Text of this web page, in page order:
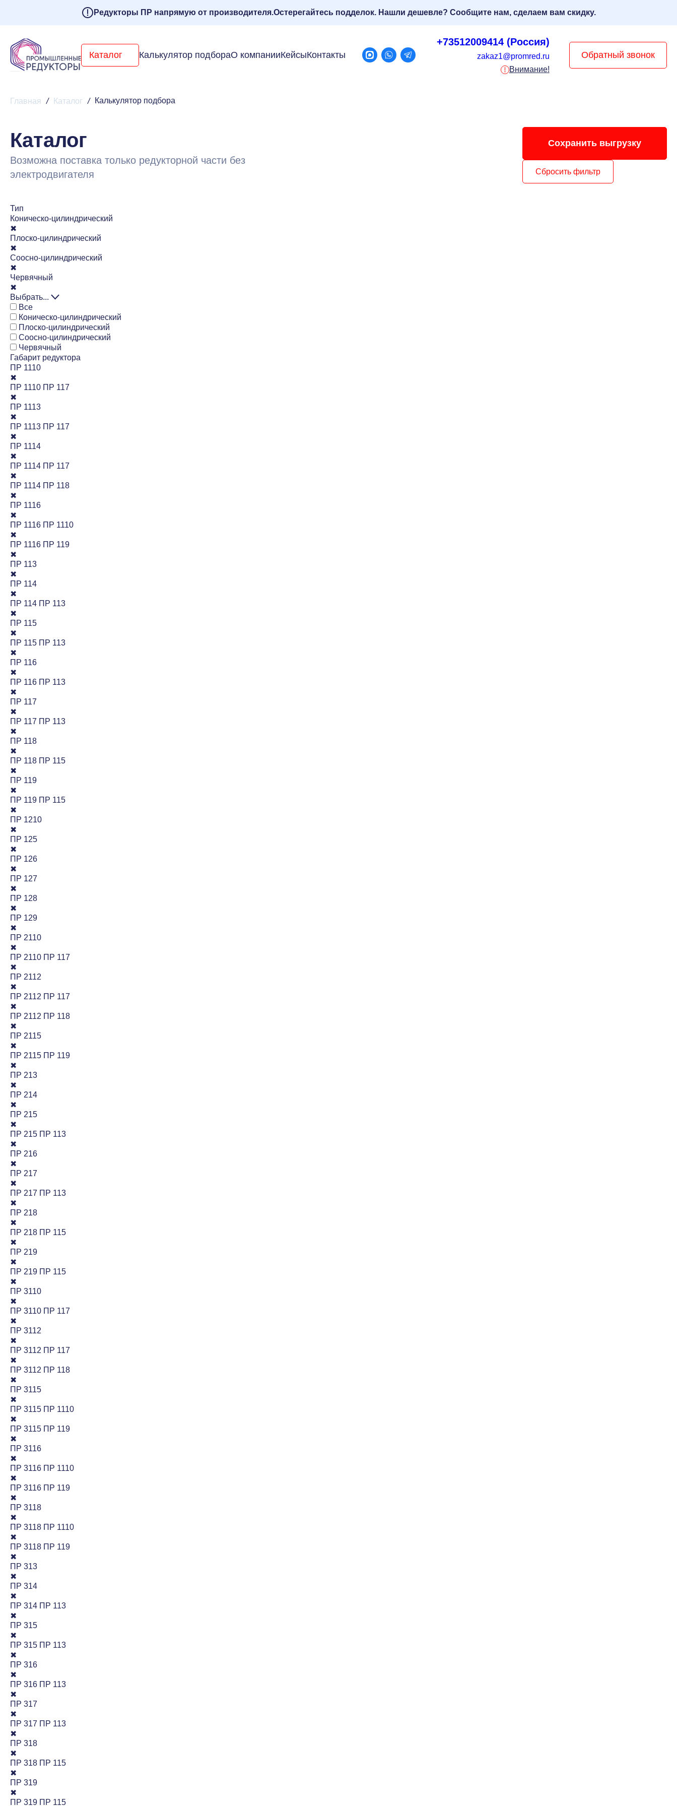
Редукторы ПР напрямую от производителя.Остерегайтесь подделок. Нашли дешевле? Сообщите нам, сделаем вам скидку.
Каталог Калькулятор подбораО компанииКейсыКонтакты
+73512009414 (Россия)
zakaz1@promred.ru
Внимание!
Обратный звонок
Главная / Каталог / Калькулятор подбора
Каталог
Возможна поставка только редукторной части без
электродвигателя
Тип
Коническо-цилиндрический
✖
Плоско-цилиндрический
✖
Соосно-цилиндрический
✖
Червячный
✖
Выбрать...
Все
Коническо-цилиндрический
Плоско-цилиндрический
Соосно-цилиндрический
Червячный
Габарит редуктора
ПР 1110
✖
ПР 1110 ПР 117
✖
ПР 1113
✖
ПР 1113 ПР 117
✖
ПР 1114
✖
ПР 1114 ПР 117
✖
ПР 1114 ПР 118
✖
ПР 1116
✖
ПР 1116 ПР 1110
✖
ПР 1116 ПР 119
✖
ПР 113
✖
ПР 114
✖
ПР 114 ПР 113
✖
ПР 115
✖
ПР 115 ПР 113
✖
ПР 116
✖
ПР 116 ПР 113
✖
ПР 117
✖
ПР 117 ПР 113
✖
ПР 118
✖
ПР 118 ПР 115
✖
ПР 119
✖
ПР 119 ПР 115
✖
ПР 1210
✖
ПР 125
✖
ПР 126
✖
ПР 127
✖
ПР 128
✖
ПР 129
✖
ПР 2110
✖
ПР 2110 ПР 117
✖
ПР 2112
✖
ПР 2112 ПР 117
✖
ПР 2112 ПР 118
✖
ПР 2115
✖
ПР 2115 ПР 119
✖
ПР 213
✖
ПР 214
✖
ПР 215
✖
ПР 215 ПР 113
✖
ПР 216
✖
ПР 217
✖
ПР 217 ПР 113
✖
ПР 218
✖
ПР 218 ПР 115
✖
ПР 219
✖
ПР 219 ПР 115
✖
ПР 3110
✖
ПР 3110 ПР 117
✖
ПР 3112
✖
ПР 3112 ПР 117
✖
ПР 3112 ПР 118
✖
ПР 3115
✖
ПР 3115 ПР 1110
✖
ПР 3115 ПР 119
✖
ПР 3116
✖
ПР 3116 ПР 1110
✖
ПР 3116 ПР 119
✖
ПР 3118
✖
ПР 3118 ПР 1110
✖
ПР 3118 ПР 119
✖
ПР 313
✖
ПР 314
✖
ПР 314 ПР 113
✖
ПР 315
✖
ПР 315 ПР 113
✖
ПР 316
✖
ПР 316 ПР 113
✖
ПР 317
✖
ПР 317 ПР 113
✖
ПР 318
✖
ПР 318 ПР 115
✖
ПР 319
✖
ПР 319 ПР 115